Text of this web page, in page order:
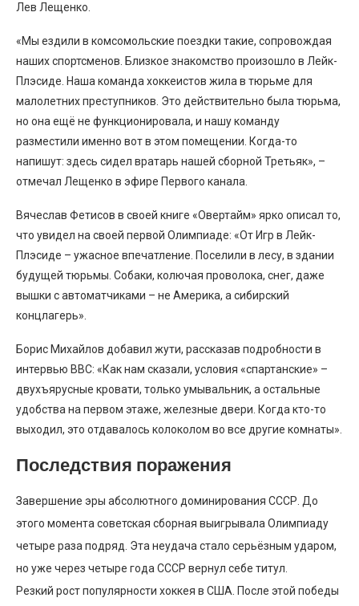
Лев Лещенко.
«Мы ездили в комсомольские поездки такие, сопровождая
наших спортсменов. Близкое знакомство произошло в Лейк-
Плэсиде. Наша команда хоккеистов жила в тюрьме для
малолетних преступников. Это действительно была тюрьма,
но она ещё не функционировала, и нашу команду
разместили именно вот в этом помещении. Когда-то
напишут: здесь сидел вратарь нашей сборной Третьяк», –
отмечал Лещенко в эфире Первого канала.
Вячеслав Фетисов в своей книге «Овертайм» ярко описал то,
что увидел на своей первой Олимпиаде: «От Игр в Лейк-
Плэсиде – ужасное впечатление. Поселили в лесу, в здании
будущей тюрьмы. Собаки, колючая проволока, снег, даже
вышки с автоматчиками – не Америка, а сибирский
концлагерь».
Борис Михайлов добавил жути, рассказав подробности в
интервью BBC: «Как нам сказали, условия «спартанские» –
двухъярусные кровати, только умывальник, а остальные
удобства на первом этаже, железные двери. Когда кто-то
выходил, это отдавалось колоколом во все другие комнаты».
Последствия поражения
Завершение эры абсолютного доминирования СССР. До
этого момента советская сборная выигрывала Олимпиаду
четыре раза подряд. Эта неудача стало серьёзным ударом,
но уже через четыре года СССР вернул себе титул.
Резкий рост популярности хоккея в США. После этой победы